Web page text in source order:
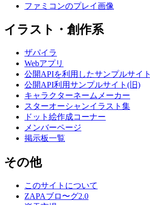
ファミコンのプレイ画像
イラスト・創作系
ザパイラ
Webアプリ
公開APIを利用したサンプルサイト
公開API利用サンプルサイト(旧)
キャラクターネームメーカー
スターオーシャンイラスト集
ドット絵作成コーナー
メンバーページ
掲示板一覧
その他
このサイトについて
ZAPAブロ〜グ2.0